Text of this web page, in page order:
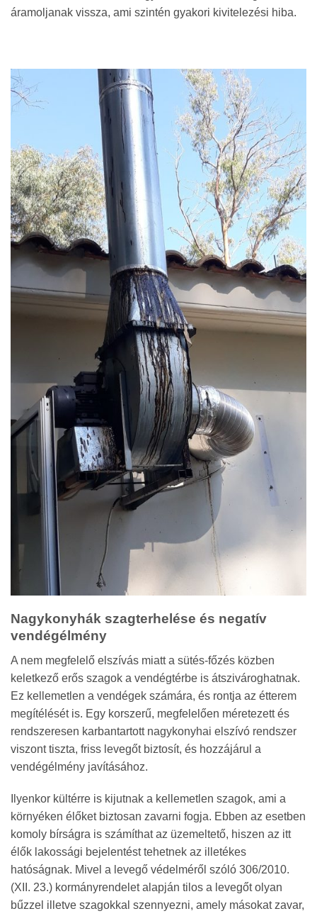
áramoljanak vissza, ami szintén gyakori kivitelezési hiba.
Nagykonyhák szagterhelése és negatív
vendégélmény
A nem megfelelő elszívás miatt a sütés-főzés közben
keletkező erős szagok a vendégtérbe is átszivároghatnak.
Ez kellemetlen a vendégek számára, és rontja az étterem
megítélését is. Egy korszerű, megfelelően méretezett és
rendszeresen karbantartott nagykonyhai elszívó rendszer
viszont tiszta, friss levegőt biztosít, és hozzájárul a
vendégélmény javításához.
Ilyenkor kültérre is kijutnak a kellemetlen szagok, ami a
környéken élőket biztosan zavarni fogja. Ebben az esetben
komoly bírságra is számíthat az üzemeltető, hiszen az itt
élők lakossági bejelentést tehetnek az illetékes
hatóságnak. Mivel a levegő védelméről szóló 306/2010.
(XII. 23.) kormányrendelet alapján tilos a levegőt olyan
bűzzel illetve szagokkal szennyezni, amely másokat zavar,